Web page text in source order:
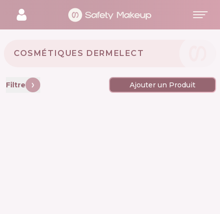
COSMÉTIQUES DERMELECT 🇺🇸
Filtre Ajouter un Produit